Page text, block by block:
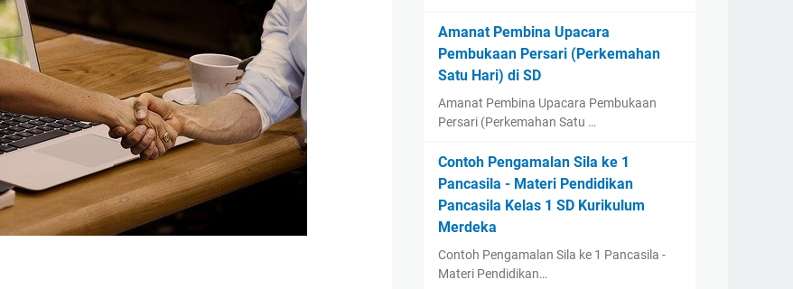
Amanat Pembina Upacara
Pembukaan Persari (Perkemahan
Satu Hari) di SD
Amanat Pembina Upacara Pembukaan
Persari (Perkemahan Satu …
Contoh Pengamalan Sila ke 1
Pancasila - Materi Pendidikan
Pancasila Kelas 1 SD Kurikulum
Merdeka
Contoh Pengamalan Sila ke 1 Pancasila -
Materi Pendidikan…